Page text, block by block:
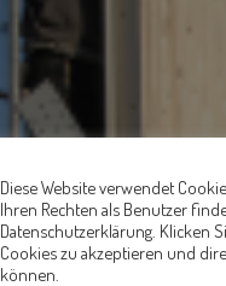
Diese Website verwendet
Ihren Rechten als Benutzer
Datenschutzerklärung. Klicken
Cookies zu akzeptieren und
können.